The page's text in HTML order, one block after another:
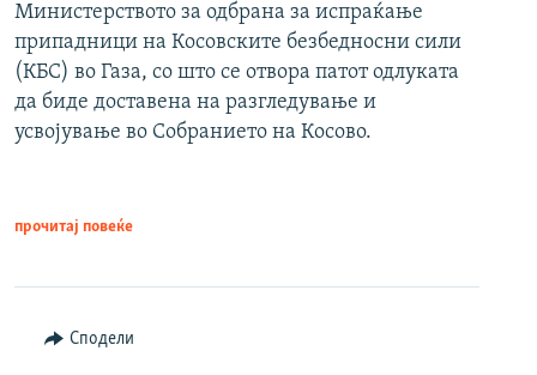
Министерството за одбрана за испраќање
припадници на Косовските безбедносни сили
(КБС) во Газа, со што се отвора патот одлуката
да биде доставена на разгледување и
усвојување во Собранието на Косово.
прочитај повеќе
Сподели